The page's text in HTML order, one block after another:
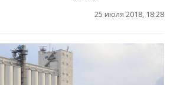
25 июля 2018, 18:28